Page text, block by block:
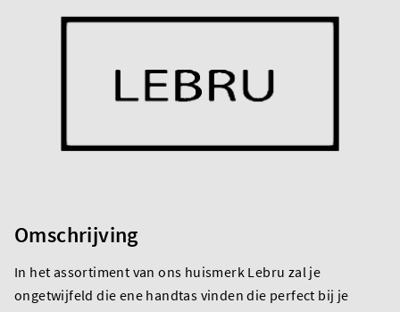
Omschrijving
In het assortiment van ons huismerk Lebru zal je
ongetwijfeld die ene handtas vinden die perfect bij je